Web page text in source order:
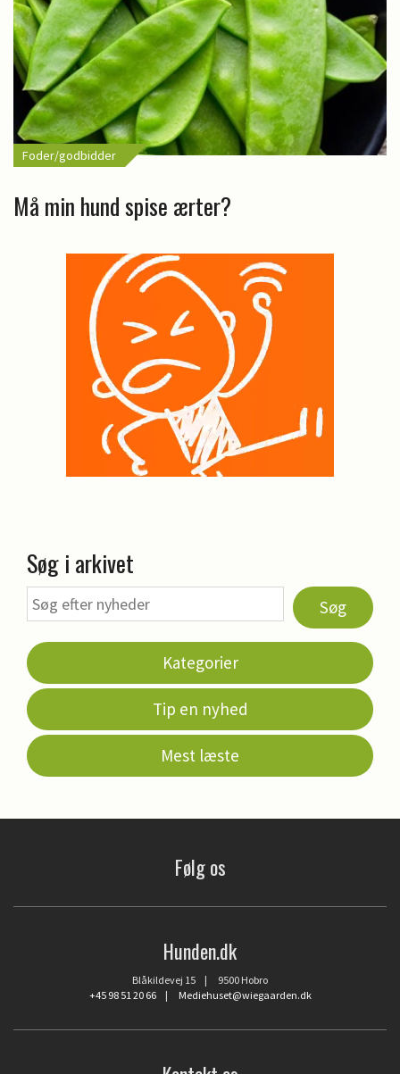
Foder/godbidder
Må min hund spise ærter?
Søg i arkivet
Søg
Kategorier
Tip en nyhed
Mest læste
Følg os
Hunden.dk
Blåkildevej 15 | 9500 Hobro
+45 98 51 20 66| Mediehuset@wiegaarden.dk